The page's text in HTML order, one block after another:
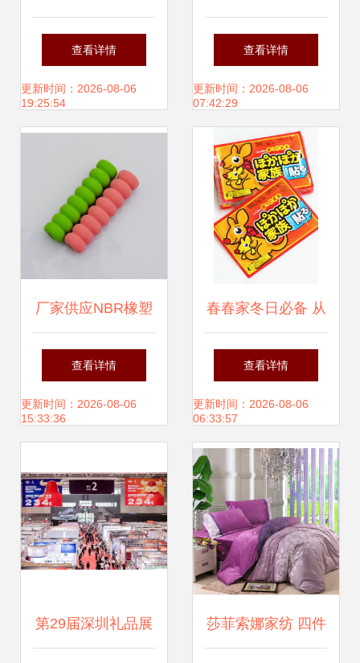
性日用品搭配与贴
心好物推荐
查看详情
更新时间：2026-08-06
19:25:54
货 生计与生活的交
响曲
查看详情
更新时间：2026-08-06
07:42:29
厂家供应NBR橡塑
发泡管 环保品质与
灵活定制的双重保
查看详情
更新时间：2026-08-06
15:33:36
春春家冬日必备 从
保暖贴到怀炉，你
的居家取暖指南
查看详情
更新时间：2026-08-06
06:33:57
第29届深圳礼品展 莎菲索娜家纺 四件